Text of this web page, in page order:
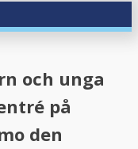
och unga
på
den